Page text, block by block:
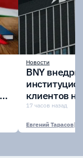
Новости
BNY
клиентов
Digital Asset
17 часов назад
Евгений Тарасов|